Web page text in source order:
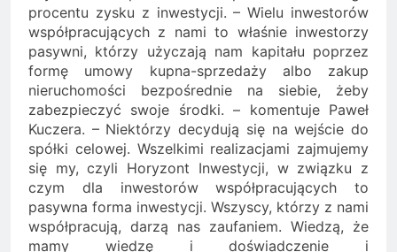
procentu zysku z inwestycji. – Wielu inwestorów
współpracujących z nami to właśnie inwestorzy
pasywni, którzy użyczają nam kapitału poprzez
formę umowy kupna-sprzedaży albo zakup
nieruchomości bezpośrednie na siebie, żeby
zabezpieczyć swoje środki. – komentuje Paweł
Kuczera. – Niektórzy decydują się na wejście do
spółki celowej. Wszelkimi realizacjami zajmujemy
się my, czyli Horyzont Inwestycji, w związku z
czym dla inwestorów współpracujących to
pasywna forma inwestycji. Wszyscy, którzy z nami
współpracują, darzą nas zaufaniem. Wiedzą, że
mamy wiedzę i doświadczenie i